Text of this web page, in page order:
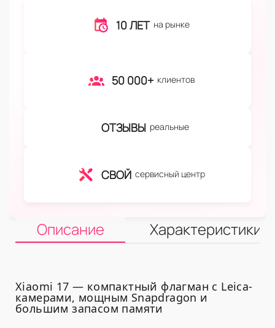
10 ЛЕТ на рынке
50 000+ клиентов
ОТЗЫВЫ реальные
СВОЙ сервисный центр
Описание Характеристики
Xiaomi 17 — компактный флагман с Leica-
камерами, мощным Snapdragon и
большим запасом памяти